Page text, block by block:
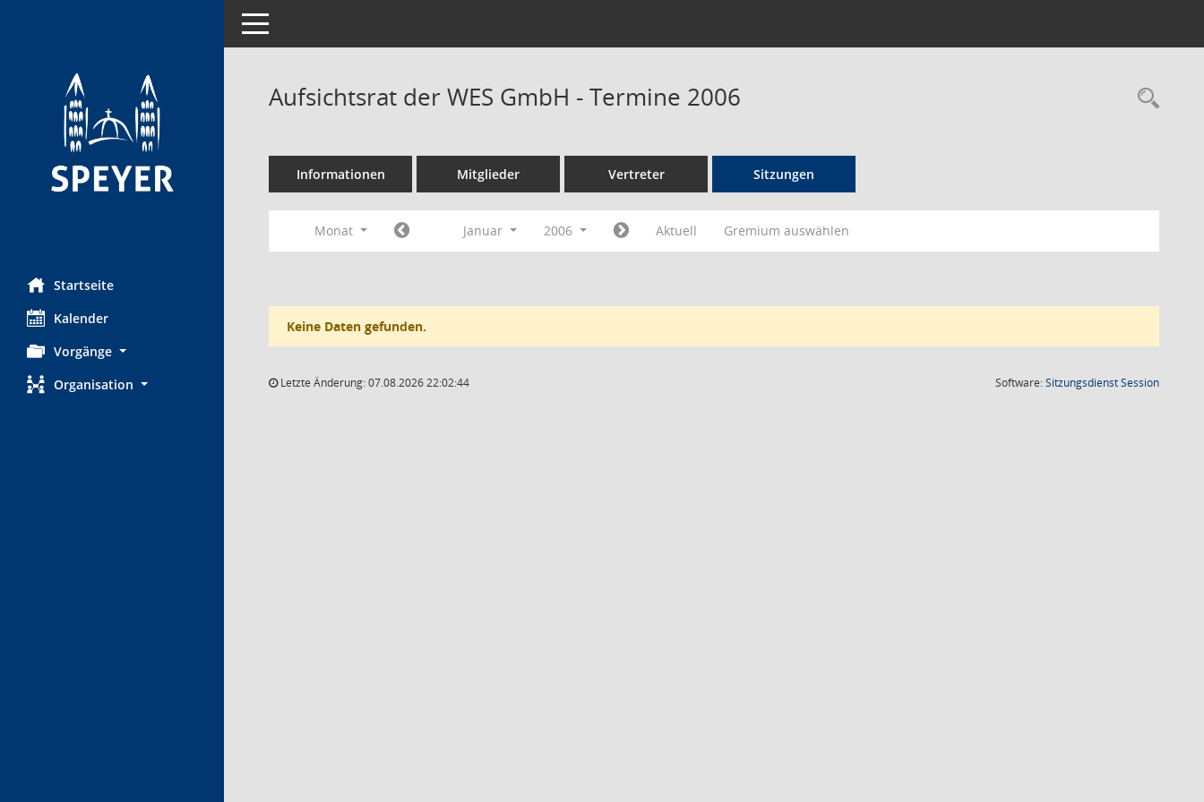
Startseite
Kalender
Vorgänge
Organisation
Toggle navigation
Aufsichtsrat der WES GmbH - Termine 2006
Informationen Mitglieder Vertreter Sitzungen
Monat Januar 2006 Aktuell Gremium auswählen
Keine Daten gefunden.
Letzte Änderung: 07.08.2026 22:02:44 Software:SitzungsdienstSession(Wird in